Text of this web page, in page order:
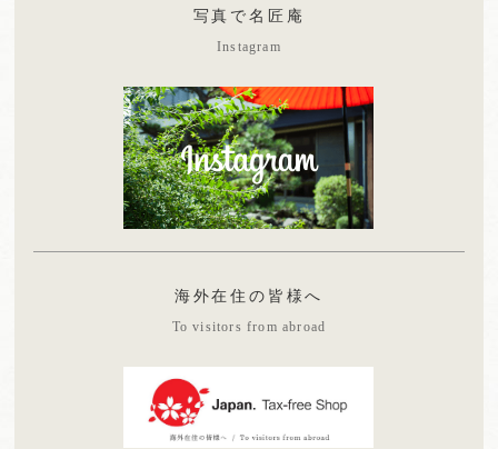
写真で名匠庵
Instagram
海外在住の皆様へ
To visitors from abroad